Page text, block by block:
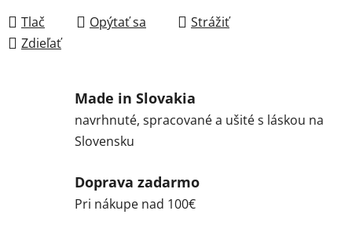
Tlač Opýtať sa
Strážiť
Zdieľať
Made in Slovakia
navrhnuté, spracované a ušité s láskou na
Slovensku
Doprava zadarmo
Pri nákupe nad 100€